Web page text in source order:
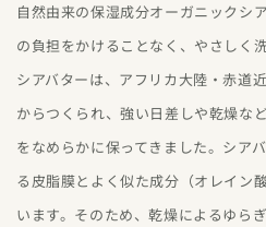
自然由来の保湿成分オーガニックシ
の負担をかけることなく、やさしく洗
シアバターは、アフリカ大陸・赤道
からつくられ、強い日差しや乾燥な
をなめらかに保ってきました。シア
る皮脂膜とよく似た成分（オレイン
います。そのため、乾燥によるゆら